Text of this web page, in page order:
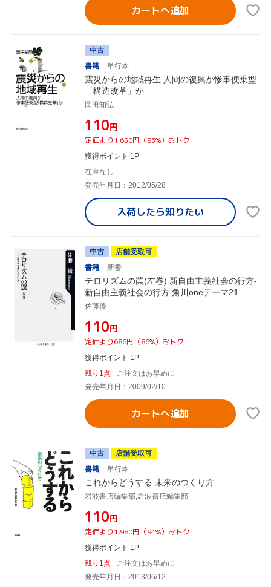
カートへ追加
中古
書籍
単行本
震災からの地域再生 人間の復興か惨事便乗型
「構造改革」か
岡田知弘
¥110円
定価より1,650円（93%）おトク
獲得ポイント 1P
在庫なし
発売年月日：2012/05/28
入荷したら知りたい
中古
店舗受取可
書籍
新書
テロリズムの罠(左巻) 新自由主義社会の行方-
新自由主義社会の行方 角川oneテーマ21
佐藤優
¥110円
定価より686円（86%）おトク
獲得ポイント 1P
残り1点
ご注文はお早めに
発売年月日：2009/02/10
カートへ追加
中古
店舗受取可
書籍
単行本
これからどうする 未来のつくり方
岩波書店編集部,岩波書店編集部
¥110円
定価より1,980円（94%）おトク
獲得ポイント 1P
残り1点
ご注文はお早めに
発売年月日：2013/06/12